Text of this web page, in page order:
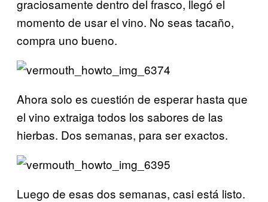
graciosamente dentro del frasco, llegó el
momento de usar el vino. No seas tacaño,
compra uno bueno.
Ahora solo es cuestión de esperar hasta que
el vino extraiga todos los sabores de las
hierbas. Dos semanas, para ser exactos.
Luego de esas dos semanas, casi está listo.